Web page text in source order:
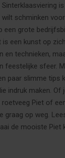
Sinterklaasviering
wilt schminken
een grote
is een kunst op
en technieken,
feestelijke sfeer.
paar slimme tips
indruk maken. Of
Piet of
graag op weg.
de mooiste Piet